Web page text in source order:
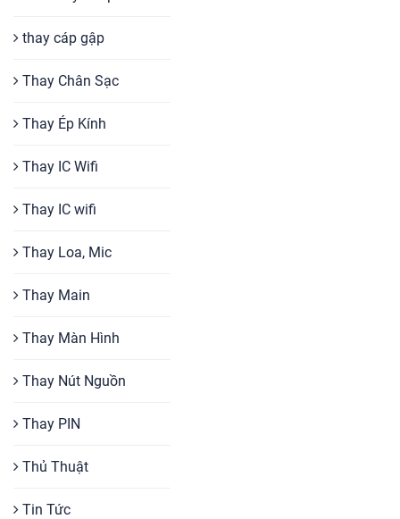
thay cáp gập
Thay Chân Sạc
Thay Ép Kính
Thay IC Wifi
Thay IC wifi
Thay Loa, Mic
Thay Main
Thay Màn Hình
Thay Nút Nguồn
Thay PIN
Thủ Thuật
Tin Tức